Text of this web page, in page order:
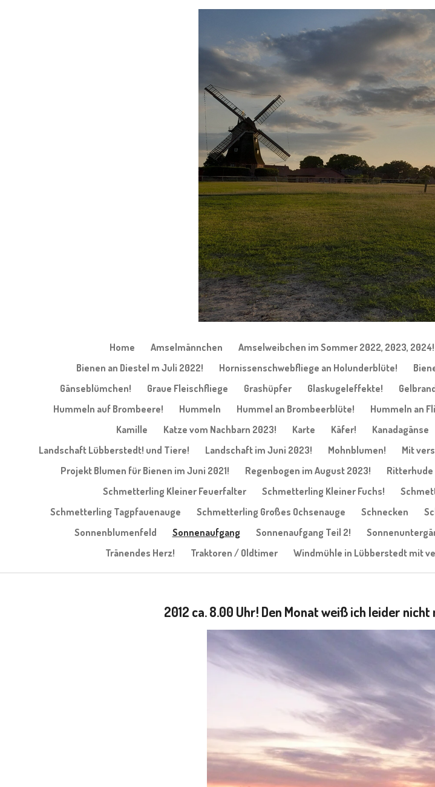
Home Amselmännchen Amselweibchen im Sommer 2022, 2023, 2024!
Bienen an Diestel m Juli 2022!
Hornissenschwebfliege an Holunderblüte!
Gänseblümchen!
Graue Fleischfliege Grashüpfer Glaskugeleffekte!
Hummeln auf Brombeere!
Hummeln Hummel an Brombeerblüte! Hummeln an
Kamille
Katze vom Nachbarn 2023! Karte Käfer! Kanadagänse
Landschaft Lübberstedt! und Tiere!
Landschaft im Juni 2023! Mohnblumen! Mit
Projekt Blumen für Bienen im Juni 2021!
Regenbogen im August 2023! Ritterhude
Schmetterling Kleiner Feuerfalter
Schmetterling Kleiner Fuchs!
Schmetterling Tagpfauenauge
Schmetterling Großes Ochsenauge Schnecken
Sonnenblumenfeld
Sonnenaufgang Sonnenaufgang Teil 2!
Tränendes Herz!
Traktoren / Oldtimer Windmühle in Lübberstedt mit
2012 ca. 8.00 Uhr! Den Monat weiß ich leider